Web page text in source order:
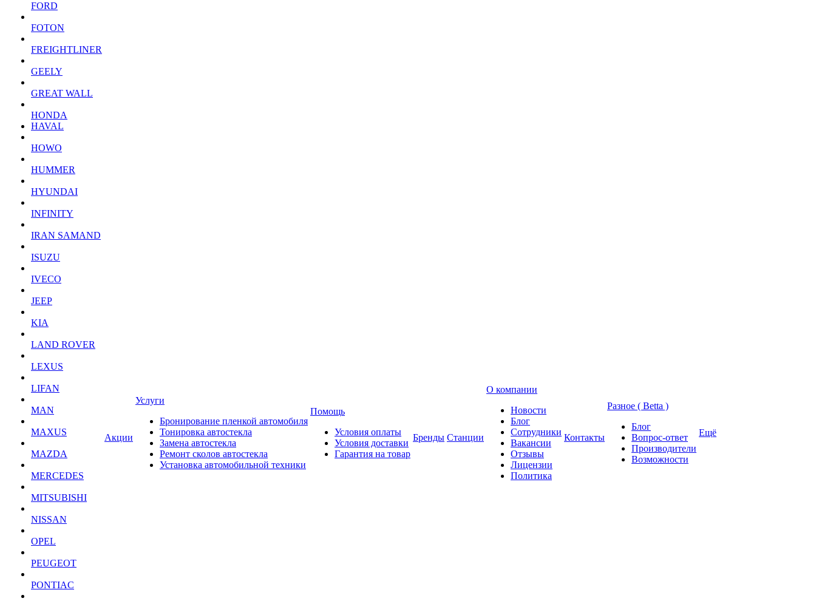
FORD
FOTON
FREIGHTLINER
GEELY
GREAT WALL
HONDA
HAVAL
HOWO
HUMMER
HYUNDAI
INFINITY
IRAN SAMAND
ISUZU
IVECO
JEEP
KIA
LAND ROVER
LEXUS
LIFAN
MAN
MAXUS
MAZDA
MERCEDES
MITSUBISHI
NISSAN
OPEL
PEUGEOT
PONTIAC
Акции
Услуги
Бронирование пленкой автомобиля
Тонировка автостекла
Замена автостекла
Ремонт сколов автостекла
Установка автомобильной техники
Помощь
Условия оплаты
Условия доставки
Гарантия на товар
Бренды Станции
О компании
Новости
Блог
Сотрудники
Вакансии
Отзывы
Лицензии
Политика
Контакты
Разное ( Betta )
Блог
Вопрос-ответ
Производители
Возможности
Ещё